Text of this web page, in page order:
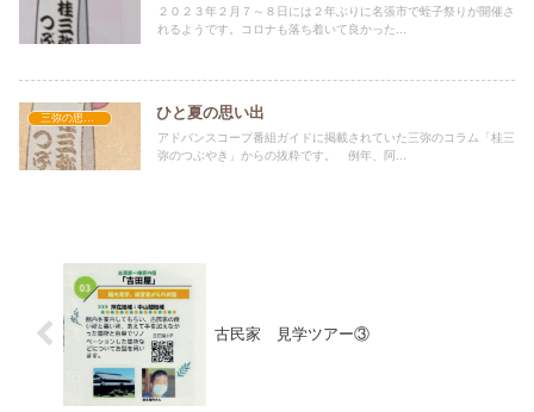
２０２３年２月７～８日には２年ぶりに名張市で蛭子祭りが開催さ
れるようです。コロナも落ち着いて良かった...
ひと夏の思い出
アドバンスコープ番組ガイドに掲載されていた三弥のコラム「桂三
弥のつぶやき」からの抜粋です。 例年、阿...
古民家 見学ツアー③